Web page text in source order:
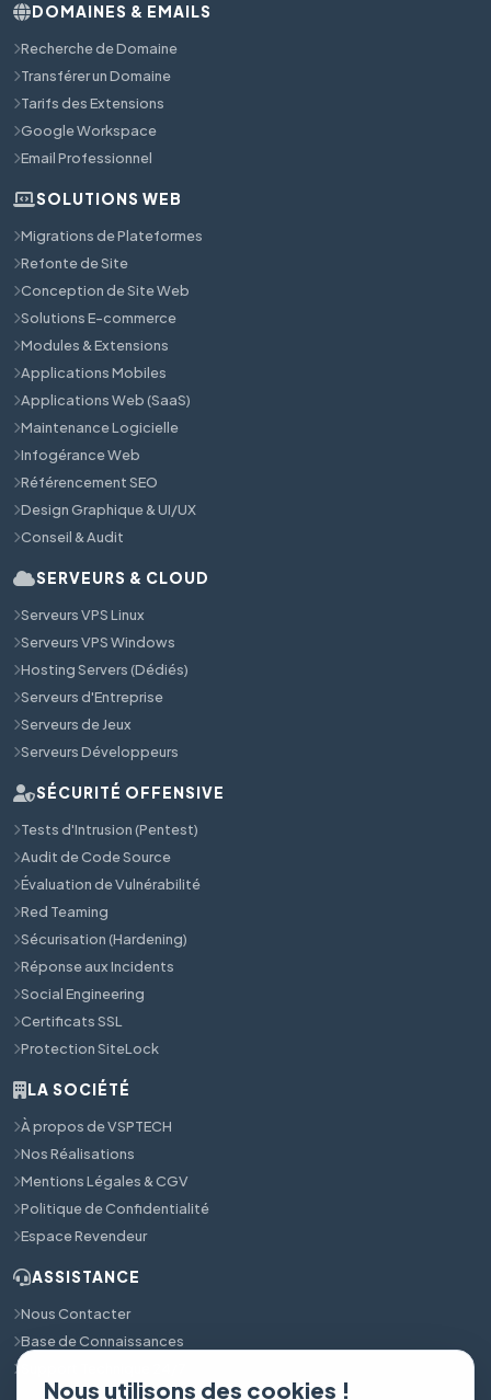
DOMAINES & EMAILS
Recherche de Domaine
Transférer un Domaine
Tarifs des Extensions
Google Workspace
Email Professionnel
SOLUTIONS WEB
Migrations de Plateformes
Refonte de Site
Conception de Site Web
Solutions E-commerce
Modules & Extensions
Applications Mobiles
Applications Web (SaaS)
Maintenance Logicielle
Infogérance Web
Référencement SEO
Design Graphique & UI/UX
Conseil & Audit
SERVEURS & CLOUD
Serveurs VPS Linux
Serveurs VPS Windows
Hosting Servers (Dédiés)
Serveurs d'Entreprise
Serveurs de Jeux
Serveurs Développeurs
SÉCURITÉ OFFENSIVE
Tests d'Intrusion (Pentest)
Audit de Code Source
Évaluation de Vulnérabilité
Red Teaming
Sécurisation (Hardening)
Réponse aux Incidents
Social Engineering
Certificats SSL
Protection SiteLock
LA SOCIÉTÉ
À propos de VSPTECH
Nos Réalisations
Mentions Légales & CGV
Politique de Confidentialité
Espace Revendeur
ASSISTANCE
Nous Contacter
Base de Connaissances
Nous utilisons des cookies !